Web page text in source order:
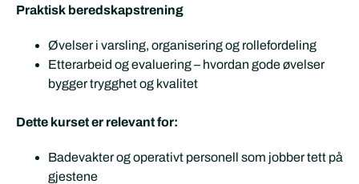
Praktisk beredskapstrening
Øvelser i varsling, organisering og rollefordeling
Etterarbeid og evaluering – hvordan gode øvelser
bygger trygghet og kvalitet
Dette kurset er relevant for:
Badevakter og operativt personell som jobber tett på
gjestene